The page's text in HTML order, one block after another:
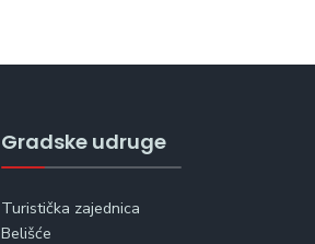
Gradske udruge
Turistička zajednica
Belišće